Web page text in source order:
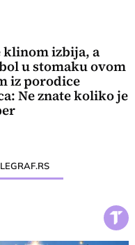
klinom izbija, a
u stomaku ovom
iz porodice
Ne znate koliko je